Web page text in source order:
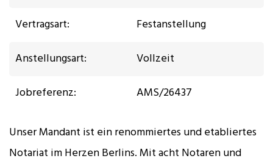
Vertragsart:
Festanstellung
Anstellungsart:
Vollzeit
Jobreferenz:
AMS/26437
Unser Mandant ist ein renommiertes und etabliertes
Notariat im Herzen Berlins. Mit acht Notaren und